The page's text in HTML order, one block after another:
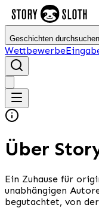
Geschichten durchsuchen
Wettbewerbe
Über
Ein Zuhause für
unabhängigen
begutachtet, von